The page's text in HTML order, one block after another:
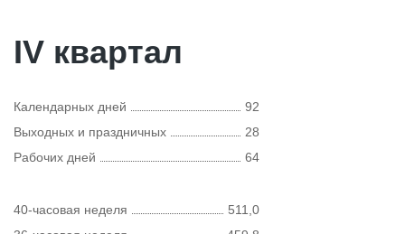
IV квартал
Календарных дней
92
Выходных и праздничных
28
Рабочих дней
64
40-часовая неделя
511,0